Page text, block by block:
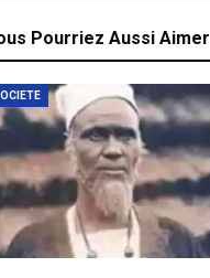
Pourriez Aussi Aimer